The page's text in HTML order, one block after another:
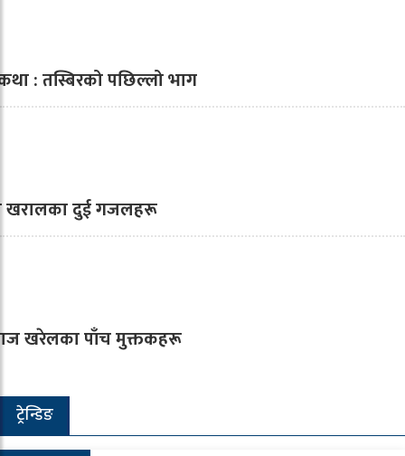
: तस्बिरको पछिल्लो भाग
खरालका दुई गजलहरू
खरेलका पाँच मुक्तकहरू
ट्रेन्डिङ